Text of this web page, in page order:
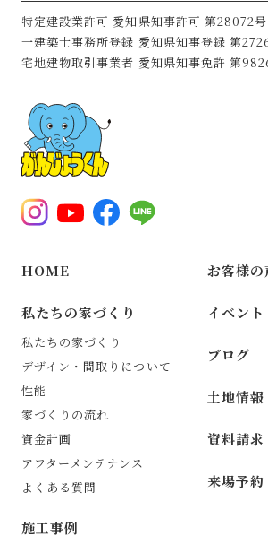
特定建設業許可 愛知県知事許可 第28072号
一建築士事務所登録 愛知県知事登録 第
宅地建物取引事業者 愛知県知事免許 第
HOME
私たちの家づくり
私たちの家づくり
デザイン・間取りについて
性能
家づくりの流れ
資金計画
アフターメンテナンス
よくある質問
施工事例
お客様の
イベン
ブログ
土地情報
資料請
来場予約